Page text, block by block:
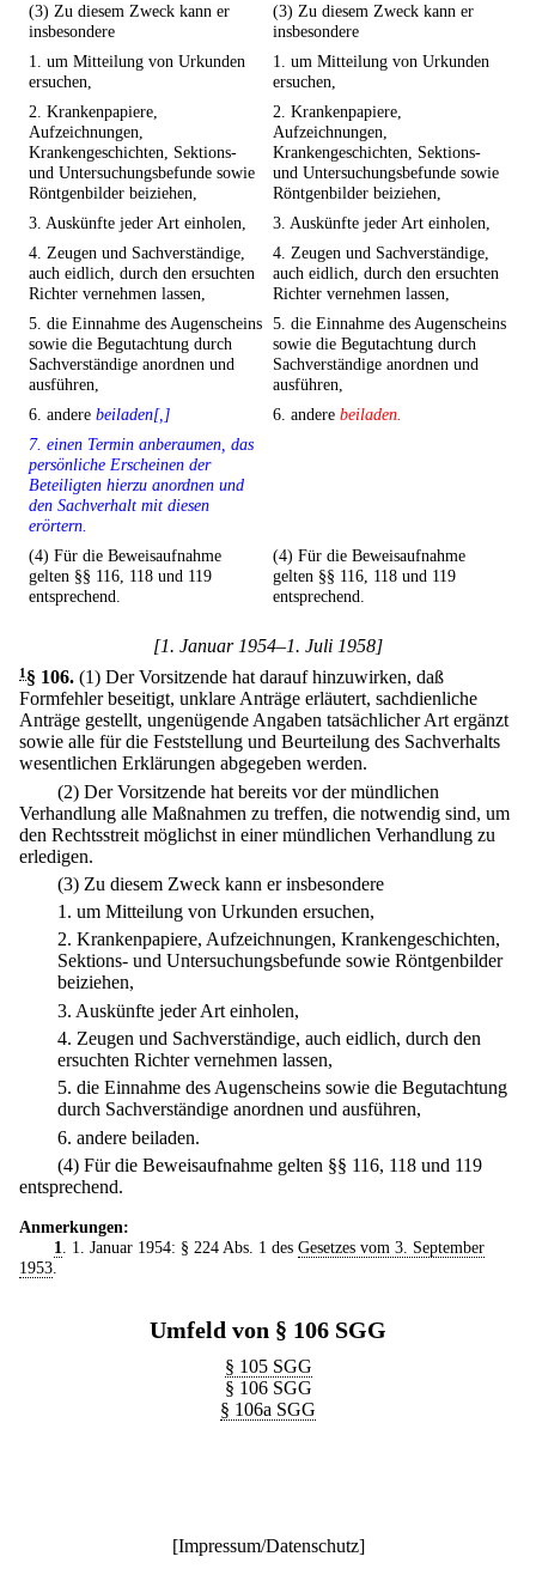
(3) Zu diesem Zweck kann er
insbesondere
(3) Zu diesem Zweck kann er
insbesondere
1. um Mitteilung von Urkunden
ersuchen,
1. um Mitteilung von Urkunden
ersuchen,
2. Krankenpapiere,
Aufzeichnungen,
Krankengeschichten, Sektions-
und Untersuchungsbefunde sowie
Röntgenbilder beiziehen,
2. Krankenpapiere,
Aufzeichnungen,
Krankengeschichten, Sektions-
und Untersuchungsbefunde sowie
Röntgenbilder beiziehen,
3. Auskünfte jeder Art einholen,
3. Auskünfte jeder Art einholen,
4. Zeugen und Sachverständige,
auch eidlich, durch den ersuchten
Richter vernehmen lassen,
4. Zeugen und Sachverständige,
auch eidlich, durch den ersuchten
Richter vernehmen lassen,
5. die Einnahme des Augenscheins
sowie die Begutachtung durch
Sachverständige anordnen und
ausführen,
5. die Einnahme des Augenscheins
sowie die Begutachtung durch
Sachverständige anordnen und
ausführen,
6. andere beiladen[,] 6. andere beiladen.
7. einen Termin anberaumen, das
persönliche Erscheinen der
Beteiligten hierzu anordnen und
den Sachverhalt mit diesen
erörtern.
(4) Für die Beweisaufnahme
gelten §§ 116, 118 und 119
entsprechend.
(4) Für die Beweisaufnahme
gelten §§ 116, 118 und 119
entsprechend.
[1. Januar 1954–1. Juli 1958]
1§ 106. (1) Der Vorsitzende hat darauf hinzuwirken, daß
Formfehler beseitigt, unklare Anträge erläutert, sachdienliche
Anträge gestellt, ungenügende Angaben tatsächlicher Art ergänzt
sowie alle für die Feststellung und Beurteilung des Sachverhalts
wesentlichen Erklärungen abgegeben werden.
(2) Der Vorsitzende hat bereits vor der mündlichen
Verhandlung alle Maßnahmen zu treffen, die notwendig sind, um
den Rechtsstreit möglichst in einer mündlichen Verhandlung zu
erledigen.
(3) Zu diesem Zweck kann er insbesondere
1. um Mitteilung von Urkunden ersuchen,
2. Krankenpapiere, Aufzeichnungen, Krankengeschichten,
Sektions- und Untersuchungsbefunde sowie Röntgenbilder
beiziehen,
3. Auskünfte jeder Art einholen,
4. Zeugen und Sachverständige, auch eidlich, durch den
ersuchten Richter vernehmen lassen,
5. die Einnahme des Augenscheins sowie die Begutachtung
durch Sachverständige anordnen und ausführen,
6. andere beiladen.
(4) Für die Beweisaufnahme gelten §§ 116, 118 und 119
entsprechend.
Anmerkungen:
1
. 1. Januar 1954: § 224 Abs. 1 des Gesetzes vom 3. September
1953
Umfeld von § 106 SGG
§ 105 SGG
§ 106 SGG
§ 106a SGG
[Impressum/Datenschutz]